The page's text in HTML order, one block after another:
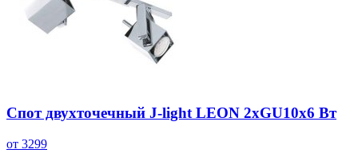
Спот двухточечный J-light LEON 2хGU10х6 Вт
от 3299